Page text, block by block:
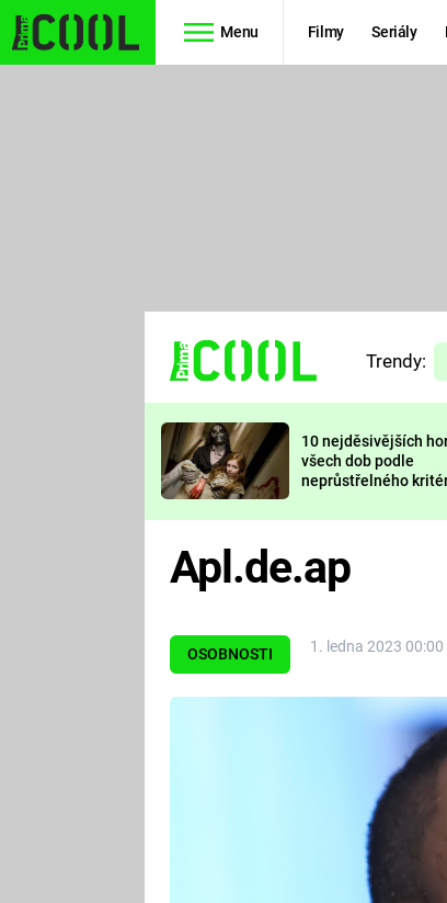
Menu Filmy Seriály
TŘESKU
FUTURAMA
Trendy:
10 nejděsivějších
všech dob podle
neprůstřelného
nejvíc zvednou tep?
OSOBNOSTI 1. ledna 2023 00:00
Apl.de.ap